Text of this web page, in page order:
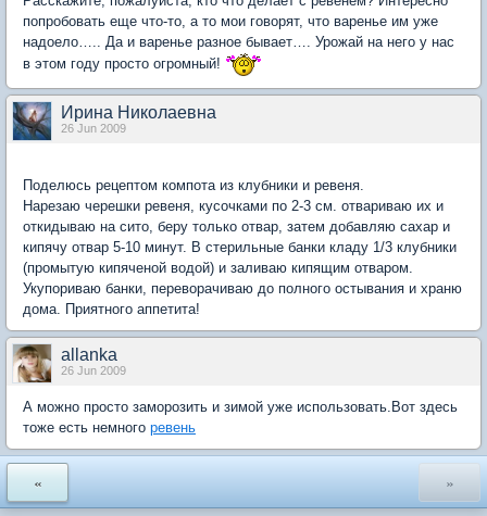
попробовать еще что-то, а то мои говорят, что варенье им уже
надоело….. Да и варенье разное бывает…. Урожай на него у нас
в этом году просто огромный!
Ирина Николаевна
26 Jun 2009
Поделюсь рецептом компота из клубники и ревеня.
Нарезаю черешки ревеня, кусочками по 2-3 см. отвариваю их и
откидываю на сито, беру только отвар, затем добавляю сахар и
кипячу отвар 5-10 минут. В стерильные банки кладу 1/3 клубники
(промытую кипяченой водой) и заливаю кипящим отваром.
Укупориваю банки, переворачиваю до полного остывания и храню
дома. Приятного аппетита!
allanka
26 Jun 2009
А можно просто заморозить и зимой уже использовать.Вот здесь
тоже есть немного ревень
« »